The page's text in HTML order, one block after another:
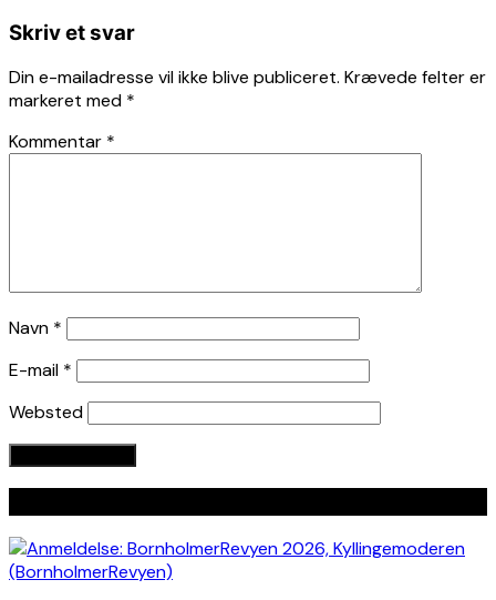
Skriv et svar
Din e-mailadresse vil ikke blive publiceret. Krævede felter er
markeret med *
Kommentar *
Navn *
E-mail *
Websted